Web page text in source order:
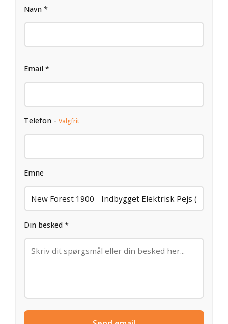
Navn *
Email *
Telefon - Valgfrit
Emne
Din besked *